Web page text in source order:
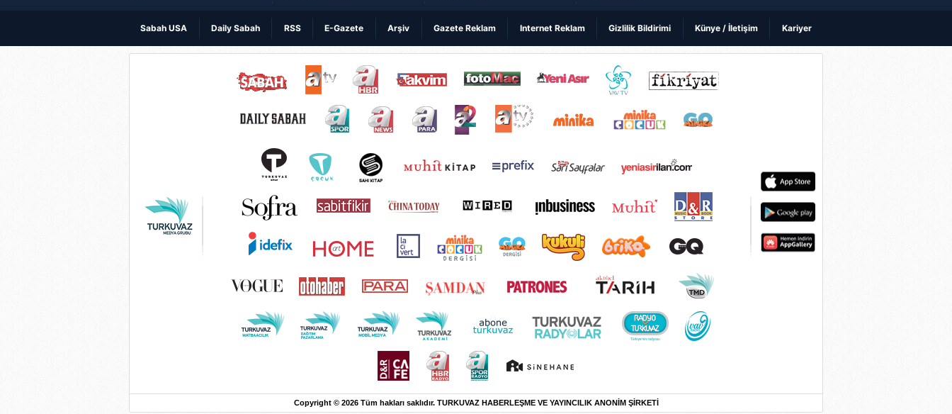
Sabah USA Daily Sabah RSS E-Gazete Arşiv Gazete Reklam Internet Reklam Gizlilik Bildirimi Künye / İletişim Kariyer
Copyright © 2026 Tüm hakları saklıdır. TURKUVAZ HABERLEŞME VE YAYINCILIK ANONİM ŞİRKETİ